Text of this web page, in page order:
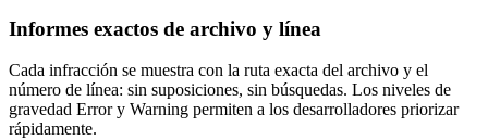
Informes exactos de archivo y línea
Cada infracción se muestra con la ruta exacta del archivo y el
número de línea: sin suposiciones, sin búsquedas. Los niveles de
gravedad Error y Warning permiten a los desarrolladores priorizar
rápidamente.